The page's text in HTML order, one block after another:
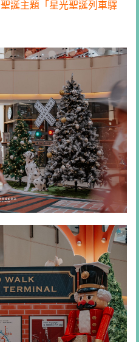
誕主題「星光聖誕列車驛